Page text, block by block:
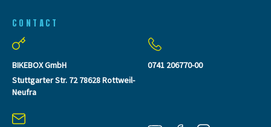
CONTACT
BIKEBOX GmbH
Stuttgarter Str. 72 78628 Rottweil-
Neufra
0741 206770-00